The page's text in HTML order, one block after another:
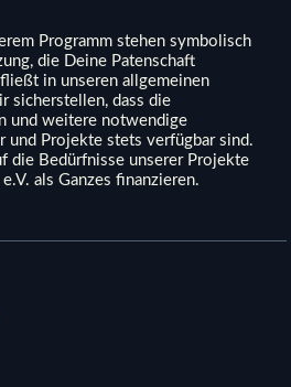
Programm stehen symbolisch
die Deine Patenschaft
in unseren allgemeinen
sicherstellen, dass die
und weitere notwendige
und Projekte stets verfügbar sind.
die Bedürfnisse unserer Projekte
als Ganzes finanzieren.